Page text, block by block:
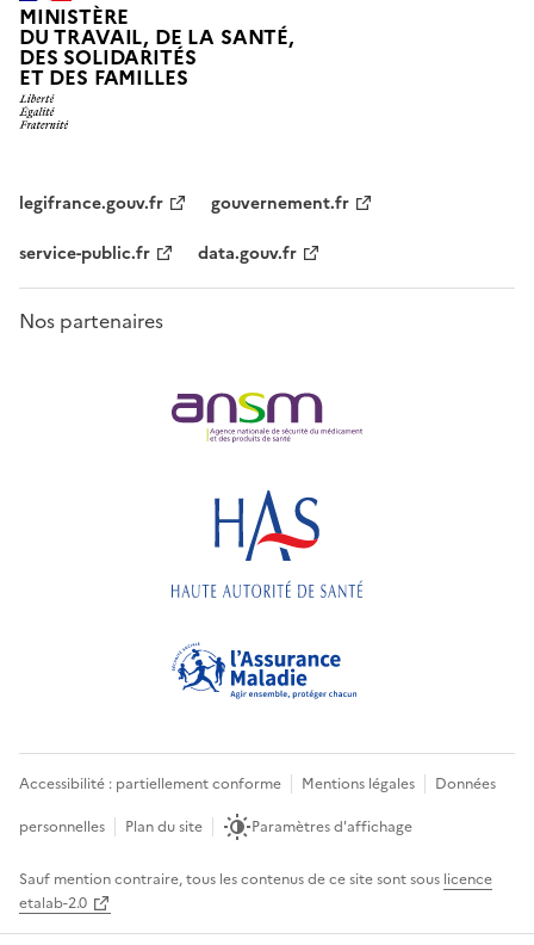
MINISTÈRE
DU TRAVAIL, DE LA SANTÉ,
DES SOLIDARITÉS
ET DES FAMILLES
legifrance.gouv.fr
gouvernement.fr
service-public.fr
data.gouv.fr
Nos partenaires
Accessibilité : partiellement conforme Mentions légales
Données
personnelles
Plan du site Paramètres d'affichage
Sauf mention contraire, tous les contenus de ce site sont sous licence
etalab-2.0